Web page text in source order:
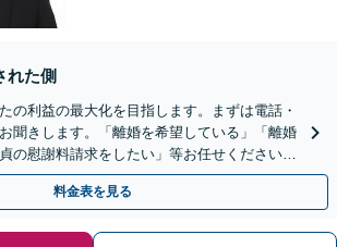
れた側
の利益の最大化を目指します。まずは電話・
聞きします。「離婚を希望している」「離婚
の慰謝料請求をしたい」等お任せください。
定】
料金表を見る